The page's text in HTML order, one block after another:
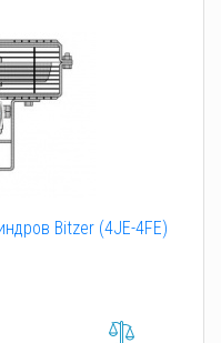
Bitzer (4JE-4FE)